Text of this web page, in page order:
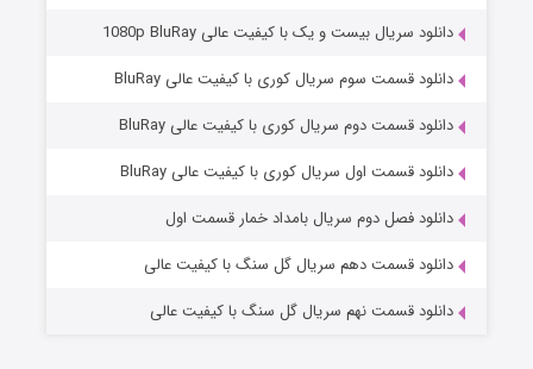
وستی ها
قسمت۱ (زیرنویس) منتشر شد
دانلود سریال بیست و یک با کیفیت عالی 1080p BluRay
دانلود قسمت سوم سریال کوری با کیفیت عالی BluRay
دانلود قسمت دوم سریال کوری با کیفیت عالی BluRay
دانلود قسمت اول سریال کوری با کیفیت عالی BluRay
دانلود فصل دوم سریال بامداد خمار قسمت اول
دانلود قسمت دهم سریال گل سنگ با کیفیت عالی
دانلود قسمت نهم سریال گل سنگ با کیفیت عالی